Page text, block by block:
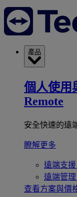
產品
個人使用
Remote
安全快速的遠
瞭解更多
遠端支援
遠端管理
查看方案與價